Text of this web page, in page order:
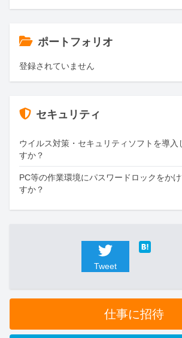
ポートフォリオ
登録されていません
セキュリティ
ウイルス対策・セキュリティソフトを導入
すか？
PC等の作業環境にパスワードロックをかけ
すか？
Tweet
仕事に招待